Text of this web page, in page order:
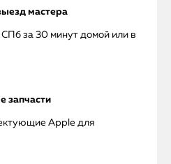
мастера
за 30 минут домой или в
запчасти
Apple для